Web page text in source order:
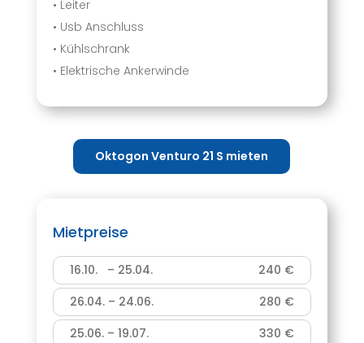
• Leiter
• Usb Anschluss
• Kühlschrank
• Elektrische Ankerwinde
Oktogon Venturo 21 S mieten
Mietpreise
16.10. – 25.04.
240 €
26.04. – 24.06.
280 €
25.06. – 19.07.
330 €